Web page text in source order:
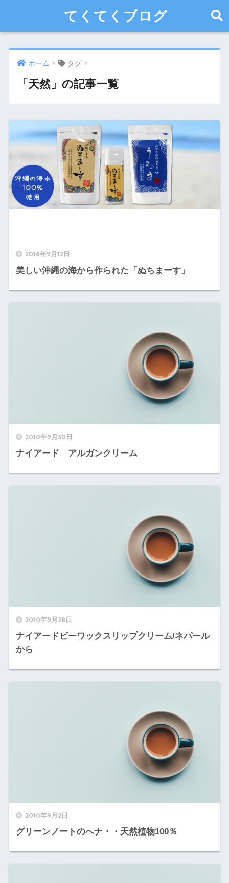
てくてくブログ
ホーム タグ
「天然」の記事一覧
2016年9月12日
美しい沖縄の海から作られた「ぬちまーす」
2010年9月30日
ナイアード アルガンクリーム
2010年9月28日
ナイアードビーワックスリップクリーム/ネパール
から
2010年9月2日
グリーンノートのへナ・・天然植物100％